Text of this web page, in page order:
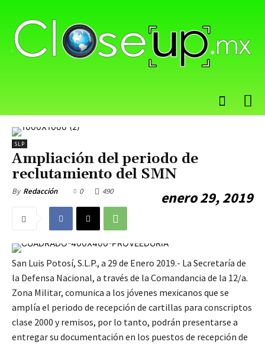
SLP
Ampliación del periodo de
reclutamiento del SMN
By Redacción enero 29, 2019
0 490
San Luis Potosí, S.L.P., a 29 de Enero 2019.- La Secretaría de
la Defensa Nacional, a través de la Comandancia de la 12/a.
Zona Militar, comunica a los jóvenes mexicanos que se
amplía el periodo de recepción de cartillas para conscriptos
clase 2000 y remisos, por lo tanto, podrán presentarse a
entregar su documentación en los puestos de recepción de